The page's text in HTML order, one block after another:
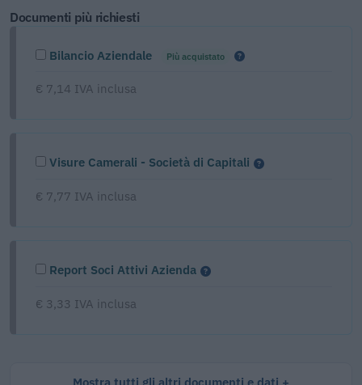
Documenti più richiesti
Bilancio Aziendale Più acquistato
€ 7,14 IVA inclusa
Visure Camerali - Società di Capitali
€ 7,77 IVA inclusa
Report Soci Attivi Azienda
€ 3,33 IVA inclusa
Mostra tutti gli altri documenti e dati